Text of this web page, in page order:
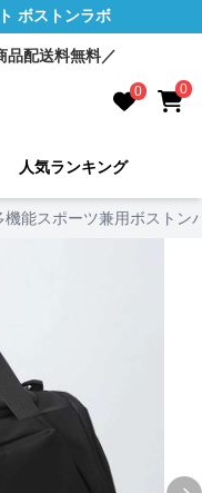
ボストンラボ
品配送料無料／
0 0
人気ランキング
機能スポーツ兼用ボストン